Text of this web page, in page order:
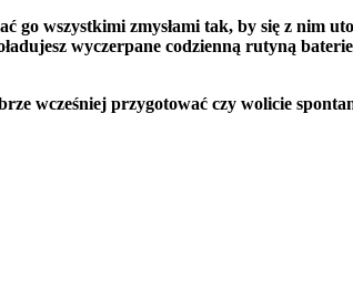
go wszystkimi zmysłami tak, by się z nim
wyczerpane codzienną rutyną
wcześniej przygotować czy wolicie